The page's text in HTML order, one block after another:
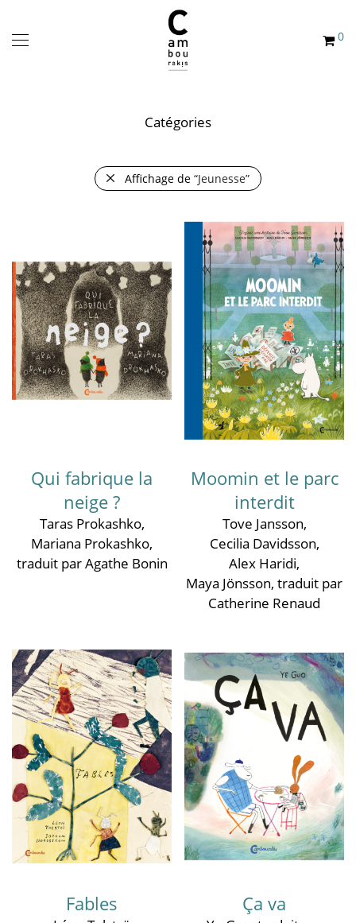
0
Catégories
Affichage de “Jeunesse”
Qui fabrique la
neige ?
Taras Prokashko,
Mariana Prokashko,
traduit par Agathe Bonin
Moomin et le parc
interdit
Tove Jansson,
Cecilia Davidsson,
Alex Haridi,
Maya Jönsson, traduit par
Catherine Renaud
Fables Ça va